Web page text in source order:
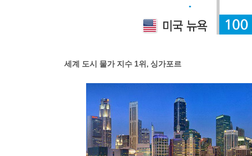
세계 도시 물가 지수 1위, 싱가포르